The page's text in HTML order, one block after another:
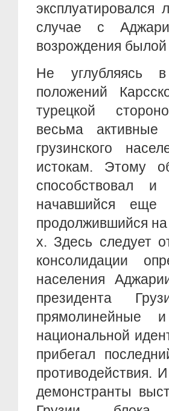
эксплуатировался
случае с
возрождения
Не углубляясь в
положений
турецкой
весьма
грузинского
истокам. Этому
способствовал
начавшийся
продолжившийся на
х. Здесь следует
консолидации
населения
президента
прямолинейные
национальной
прибегал
противодействия.
демонстранты